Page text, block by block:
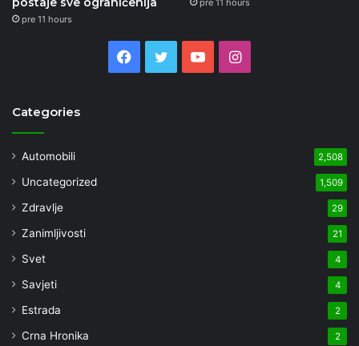
pre 11 hours
pre 11 hours
Facebook
TwitterYouTubeInstagram
Categories
Automobili 2,508
Uncategorized 1,509
Zdravlje 29
Zanimljivosti 21
Svet 4
Savjeti 4
Estrada 2
Crna Hronika 2